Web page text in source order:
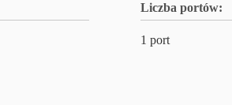
Liczba portów:
1 port